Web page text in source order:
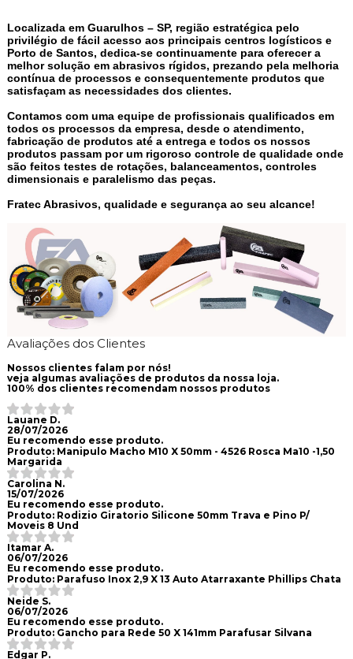
Localizada em Guarulhos – SP, região estratégica pelo
privilégio de fácil acesso aos principais centros logísticos e
Porto de Santos, dedica-se continuamente para oferecer a
melhor solução em abrasivos rígidos, prezando pela melhoria
contínua de processos e consequentemente produtos que
satisfaçam as necessidades dos clientes.
Contamos com uma equipe de profissionais qualificados em
todos os processos da empresa, desde o atendimento,
fabricação de produtos até a entrega e todos os nossos
produtos passam por um rigoroso controle de qualidade onde
são feitos testes de rotações, balanceamentos, controles
dimensionais e paralelismo das peças.
Fratec Abrasivos, qualidade e segurança ao seu alcance!
Avaliações dos Clientes
Nossos clientes falam por nós!
veja algumas avaliações de produtos da nossa loja.
100% dos clientes recomendam nossos produtos
Lauane D.
28/07/2026
Eu recomendo esse produto.
Produto:Manipulo Macho M10 X 50mm - 4526 Rosca Ma10 -1,50
Margarida
Carolina N.
15/07/2026
Eu recomendo esse produto.
Produto:Rodizio Giratorio Silicone 50mm Trava e Pino P/
Moveis 8 Und
Itamar A.
06/07/2026
Eu recomendo esse produto.
Produto:Parafuso Inox 2,9 X 13 Auto Atarraxante Phillips Chata
Neide S.
06/07/2026
Eu recomendo esse produto.
Produto:Gancho para Rede 50 X 141mm Parafusar Silvana
Edgar P.